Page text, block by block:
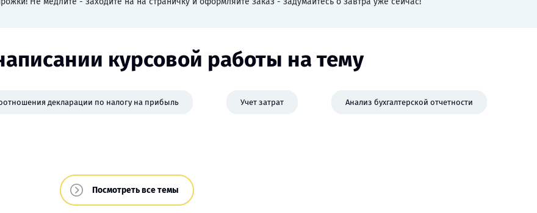
курсовой работы на тему
декларации по налогу на прибыль Учет затрат Анализ бухгалтерской отчетности
Посмотреть все темы